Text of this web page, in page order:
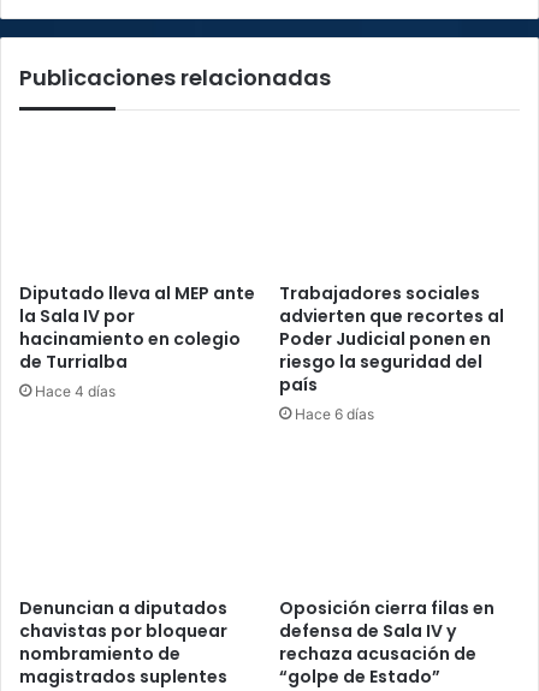
Publicaciones relacionadas
Diputado lleva al MEP ante
la Sala IV por
hacinamiento en colegio
de Turrialba
Hace 4 días
Trabajadores sociales
advierten que recortes al
Poder Judicial ponen en
riesgo la seguridad del
país
Hace 6 días
Denuncian a diputados
chavistas por bloquear
nombramiento de
magistrados suplentes
Oposición cierra filas en
defensa de Sala IV y
rechaza acusación de
“golpe de Estado”